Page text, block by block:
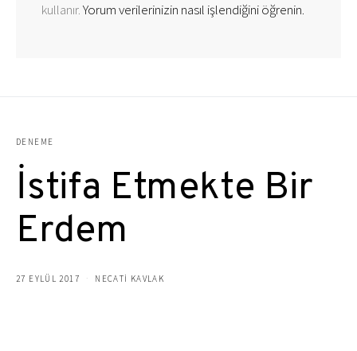
kullanır.Yorum verilerinizin nasıl işlendiğini öğrenin.
DENEME
İstifa Etmekte Bir
Erdem
27 EYLÜL 2017 NECATİ KAVLAK